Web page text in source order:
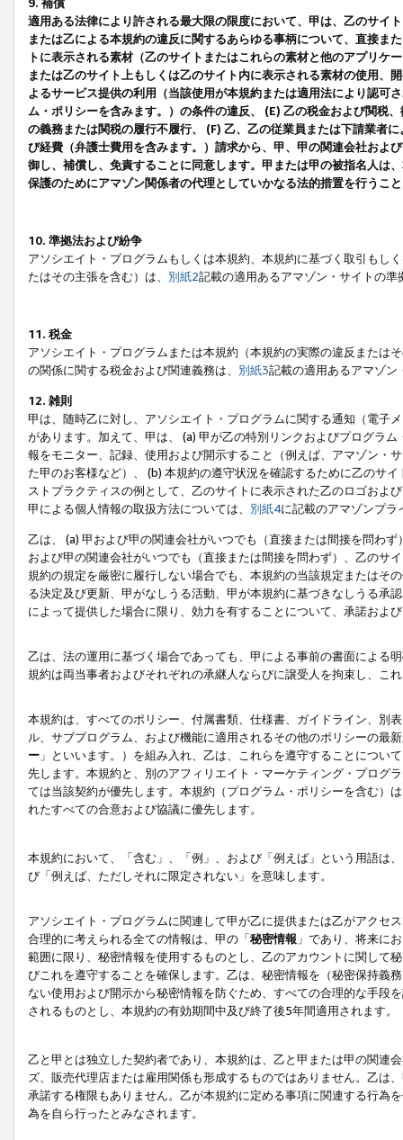
9. 補償
適用ある法律により許される最大限の限度において、甲は、乙のサイ
または乙による本規約の違反に関するあらゆる事柄について、直接ま
トに表示される素材（乙のサイトまたはこれらの素材と他のアプリ
または乙のサイト上もしくは乙のサイト内に表示される素材の使用、
よるサービス提供の利用（当該使用が本規約または適用法により認可
ム・ポリシーを含みます。）の条件の違反、 (E) 乙の税金および関税
の義務または関税の履行不履行、 (F) 乙、乙の従業員または下請業者
び経費（弁護士費用を含みます。）請求から、甲、甲の関連会社およ
御し、補償し、免責することに同意します。甲または甲の被指名人は
保護のためにアマゾン関係者の代理としていかなる法的措置を行うこ
10. 準拠法および紛争
アソシエイト・プログラムもしくは本規約、本規約に基づく取引もし
たはその主張を含む）は、 別紙2記載の適用あるアマゾン・サイトの
11. 税金
アソシエイト・プログラムまたは本規約（本規約の実際の違反または
の関係に関する税金および関連義務は、 別紙3記載の適用あるアマゾン
12. 雑則
甲は、随時乙に対し、アソシエイト・プログラムに関する通知（電子
があります。加えて、甲は、 (a) 甲が乙の特別リンクおよびプログラ
報をモニター、記録、使用および開示すること（例えば、アマゾン・
た甲のお客様など）、 (b) 本規約の遵守状況を確認するために乙のサ
ストプラクティスの例として、乙のサイトに表示された乙のロゴおよ
甲による個人情報の取扱方法については、 別紙4に記載のアマゾンプ
乙は、 (a) 甲および甲の関連会社がいつでも（直接または間接を問わ
および甲の関連会社がいつでも（直接または間接を問わず）、乙のサ
規約の規定を厳密に履行しない場合でも、本規約の当該規定またはそ
る決定及び更新、甲がなしうる活動、甲が本規約に基づきなしうる承
によって提供した場合に限り、効力を有することについて、承諾およ
乙は、法の運用に基づく場合であっても、甲による事前の書面による
規約は両当事者およびそれぞれの承継人ならびに譲受人を拘束し、こ
本規約は、すべてのポリシー、付属書類、仕様書、ガイドライン、別
ル、サブプログラム、および機能に適用されるその他のポリシーの最
ー 」といいます。）を組み入れ、乙は、これらを遵守することにつ
先します。本規約と、別のアフィリエイト・マーケティング・プログ
ては当該契約が優先します。本規約（プログラム・ポリシーを含む）
れたすべての合意および協議に優先します。
本規約において、「含む」、「例」、および「例えば」という用語は
び「例えば、ただしそれに限定されない」を意味します。
アソシエイト・プログラムに関連して甲が乙に提供または乙がアクセ
合理的に考えられる全ての情報は、甲の「秘密情報 」であり、将来に
範囲に限り、秘密情報を使用するものとし、乙のアカウントに関して
びこれを遵守することを確保します。乙は、秘密情報を（秘密保持義
ない使用および開示から秘密情報を防ぐため、すべての合理的な手段
されるものとし、本規約の有効期間中及び終了後5年間適用されます。
乙と甲とは独立した契約者であり、本規約は、乙と甲または甲の関連
ズ、販売代理店または雇用関係も形成するものではありません。乙は
承諾する権限もありません。乙が本規約に定める事項に関連する行為
為を自ら行ったとみなされます。